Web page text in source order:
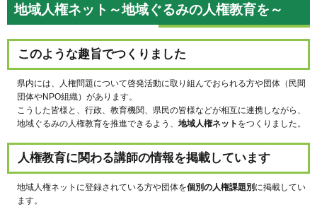
地域人権ネット～地域ぐるみの人権教育を～
このような趣旨でつくりました
県内には、人権問題について啓発活動に取り組んでおられる方や団体（民間
団体やNPO組織）があります。
こうした皆様と、行政、教育機関、県民の皆様などが相互に連携しながら、
地域ぐるみの人権教育を推進できるよう、 地域人権ネット をつくりました。
人権教育に関わる講師の情報を掲載しています
地域人権ネットに登録されている方や団体を個別の人権課題別 に掲載してい
ます。